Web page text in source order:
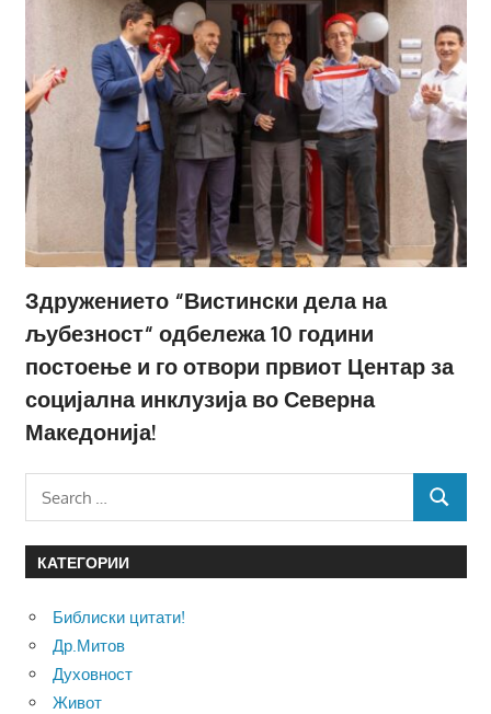
Здружението “Вистински дела на
љубезност“ одбележа 10 години
постоење и го отвори првиот Центар за
социјална инклузија во Северна
Македонија!
SEARCH
КАТЕГОРИИ
Библиски цитати!
Др.Митов
Духовност
Живот